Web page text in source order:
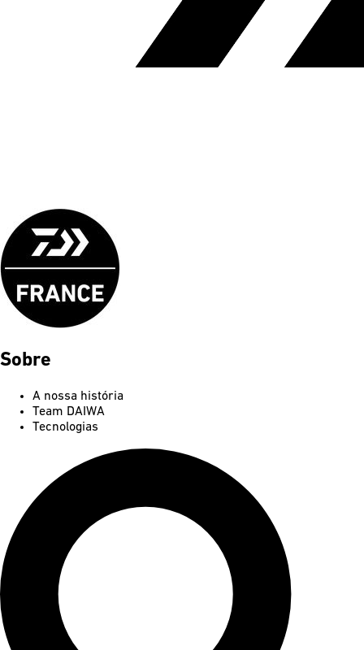
Sobre
A nossa história
Team DAIWA
Tecnologias